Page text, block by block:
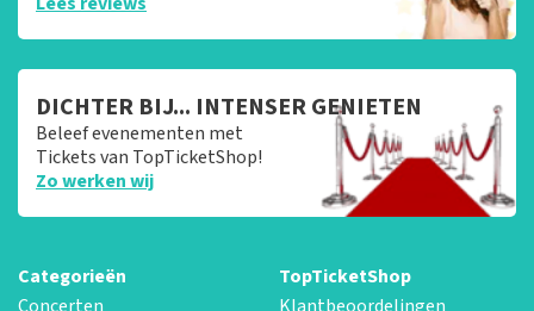
DICHTER BIJ... INTENSER GENIETEN
Beleef evenementen met
Tickets van TopTicketShop!
Zo werken wij
Categorieën
TopTicketShop